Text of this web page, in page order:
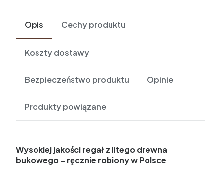
Opis Cechy produktu
Koszty dostawy
Bezpieczeństwo produktu Opinie
Produkty powiązane
Wysokiej jakości regał z litego drewna
bukowego – ręcznie robiony w Polsce